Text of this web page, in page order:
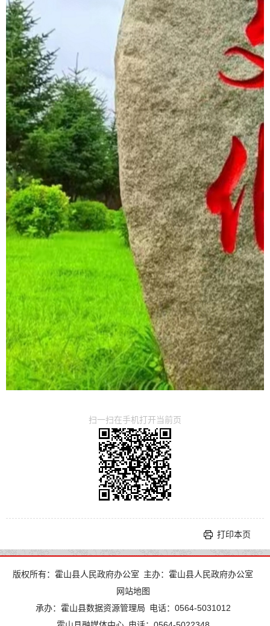
扫一扫在手机打开当前页
打印本页
版权所有：霍山县人民政府办公室 主办：霍山县人民政府办公室
网站地图
承办：霍山县数据资源管理局 电话：0564-5031012